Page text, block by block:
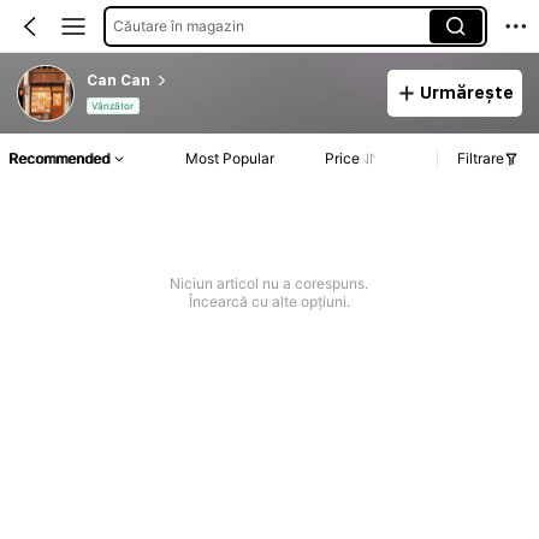
Căutare în magazin
Can Can
Vânzător
Urmărește
Recommended Most Popular Price Filtrare
Niciun articol nu a corespuns.
Încearcă cu alte opțiuni.